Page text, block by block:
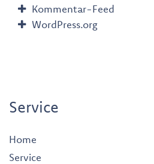
Kommentar-Feed
WordPress.org
Service
Home
Service